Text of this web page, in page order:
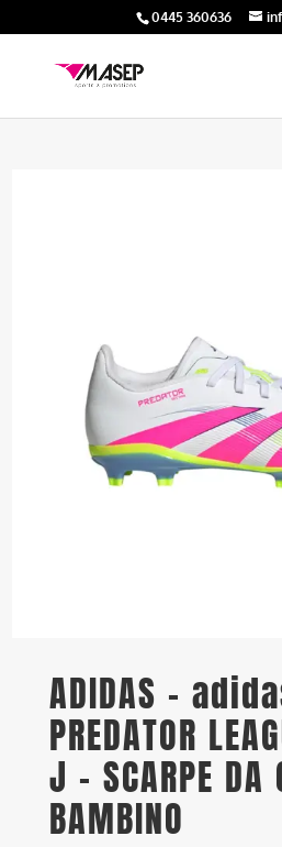
0445 360636
ADIDAS –
PREDATOR
J – SCARPE DA
BAMBINO